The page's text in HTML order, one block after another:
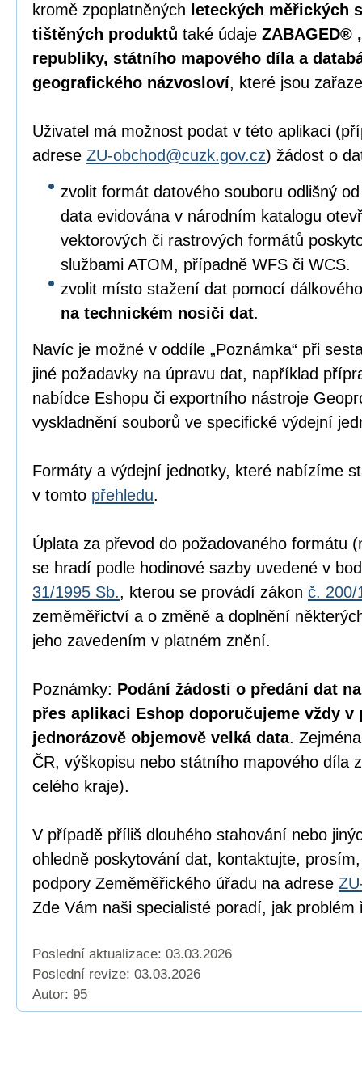
kromě zpoplatněných leteckých měřických
tištěných produktů také údaje ZABAGED®
republiky, státního mapového díla a
geografického názvosloví, které jsou
Uživatel má možnost podat v této aplikaci
adrese ZU-obchod@cuzk.gov.cz) žádost o
zvolit formát datového souboru odlišný
data evidována v národním katalogu
vektorových či rastrových formátů
službami ATOM, případně WFS či WCS.
zvolit místo stažení dat pomocí
na technickém nosiči dat.
Navíc je možné v oddíle „Poznámka“ při
jiné požadavky na úpravu dat, například
nabídce Eshopu či exportního nástroje
vyskladnění souborů ve specifické výdejní
Formáty a výdejní jednotky, které nabízíme
v tomto přehledu.
Úplata za převod do požadovaného formátu
se hradí podle hodinové sazby uvedené v
31/1995 Sb., kterou se provádí zákon č. 200/
zeměměřictví a o změně a doplnění
jeho zavedením v platném znění.
Poznámky: Podání žádosti o předání dat
přes aplikaci Eshop doporučujeme vždy
jednorázově objemově velká data.
ČR, výškopisu nebo státního mapového díla
celého kraje).
V případě příliš dlouhého stahování nebo
ohledně poskytování dat, kontaktujte,
podpory Zeměměřického úřadu na adrese
Zde Vám naši specialisté poradí, jak problém
Poslední aktualizace: 03.03.2026
Poslední revize: 03.03.2026
Autor: 95